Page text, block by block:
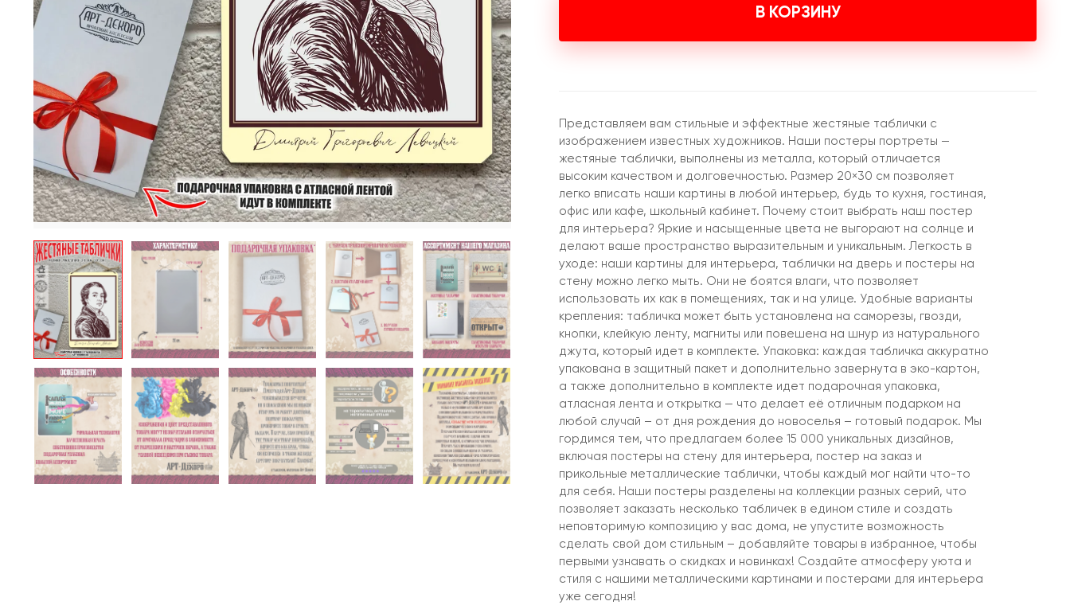
В КОРЗИНУ
Представляем вам стильные и эффектные жестяные таблички с
изображением известных художников. Наши постеры портреты —
жестяные таблички, выполнены из металла, который отличается
высоким качеством и долговечностью. Размер 20×30 см позволяет
легко вписать наши картины в любой интерьер, будь то кухня, гостиная,
офис или кафе, школьный кабинет. Почему стоит выбрать наш постер
для интерьера? Яркие и насыщенные цвета не выгорают на солнце и
делают ваше пространство выразительным и уникальным. Легкость в
уходе: наши картины для интерьера, таблички на дверь и постеры на
стену можно легко мыть. Они не боятся влаги, что позволяет
использовать их как в помещениях, так и на улице. Удобные варианты
крепления: табличка может быть установлена на саморезы, гвозди,
кнопки, клейкую ленту, магниты или повешена на шнур из натурального
джута, который идет в комплекте. Упаковка: каждая табличка аккуратно
упакована в защитный пакет и дополнительно завернута в эко-картон,
а также дополнительно в комплекте идет подарочная упаковка,
атласная лента и открытка — что делает её отличным подарком на
любой случай – от дня рождения до новоселья – готовый подарок. Мы
гордимся тем, что предлагаем более 15 000 уникальных дизайнов,
включая постеры на стену для интерьера, постер на заказ и
прикольные металлические таблички, чтобы каждый мог найти что-то
для себя. Наши постеры разделены на коллекции разных серий, что
позволяет заказать несколько табличек в едином стиле и создать
неповторимую композицию у вас дома, не упустите возможность
сделать свой дом стильным – добавляйте товары в избранное, чтобы
первыми узнавать о скидках и новинках! Создайте атмосферу уюта и
стиля с нашими металлическими картинами и постерами для интерьера
уже сегодня!